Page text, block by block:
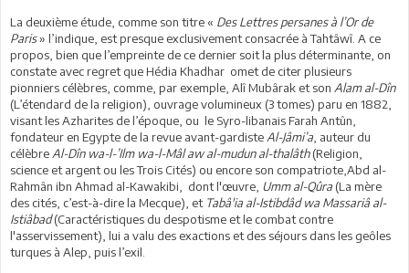
La deuxième étude, comme son titre « Des Lettres persanes à l’Or de
Paris» l’indique, est presque exclusivement consacrée à Tahtâwî. A ce
propos, bien que l’empreinte de ce dernier soit la plus déterminante, on
constate avec regret que Hédia Khadhar omet de citer plusieurs
pionniers célèbres, comme, par exemple, Alî Mubârak et son Alam al-Dîn
(L’étendard de la religion), ouvrage volumineux (3 tomes) paru en 1882,
visant les Azharites de l’époque, ou le Syro-libanais Farah Antûn,
fondateur en Egypte de la revue avant-gardiste Al-Jâmi’a , auteur du
célèbre Al-Dîn wa-l-’Ilm wa-l-Mâl aw al-mudun al-thalâth(Religion,
science et argent ou les Trois Cités) ou encore son compatriote,Abd al-
Rahmân ibn Ahmad al-Kawakibi, dont l'œuvre, Umm al-Qûra (La mère
des cités, c’est-à-dire la Mecque), et Tabâ'ia al-Istibdâd wa Massariâ al-
Istiâbad(Caractéristiques du despotisme et le combat contre
l'asservissement), lui a valu des exactions et des séjours dans les geôles
turques à Alep, puis l’exil.